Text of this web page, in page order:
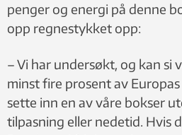
penger og energi på denne
opp regnestykket opp:
– Vi har undersøkt, og kan si
minst fire prosent av
sette inn en av våre bokser
tilpasning eller nedetid. Hvis